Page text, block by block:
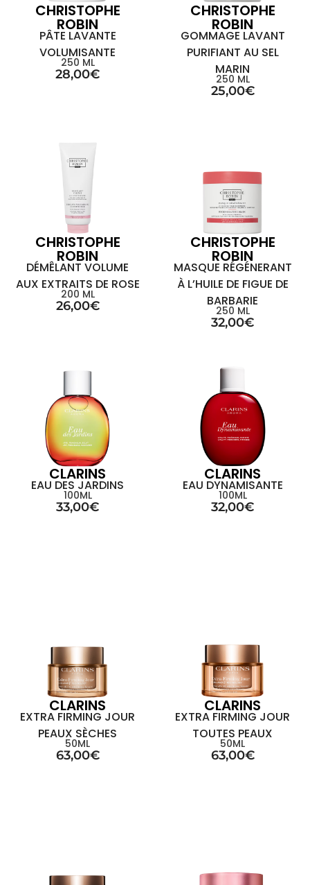
CHRISTOPHE
ROBIN
PÂTE LAVANTE
VOLUMISANTE
250 ML
28,00€
CHRISTOPHE
ROBIN
GOMMAGE LAVANT
PURIFIANT AU SEL
MARIN
250 ML
25,00€
CHRISTOPHE
ROBIN
DÉMÊLANT VOLUME
AUX EXTRAITS DE ROSE
200 ML
26,00€
CHRISTOPHE
ROBIN
MASQUE RÉGÉNERANT
À L’HUILE DE FIGUE DE
BARBARIE
250 ML
32,00€
CLARINS
EAU DES JARDINS
100ML
33,00€
CLARINS
EAU DYNAMISANTE
100ML
32,00€
CLARINS
EXTRA FIRMING JOUR
PEAUX SÈCHES
50ML
63,00€
CLARINS
EXTRA FIRMING JOUR
TOUTES PEAUX
50ML
63,00€